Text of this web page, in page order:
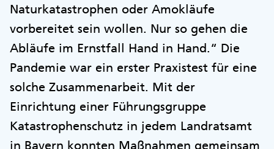
Naturkatastrophen oder Amokläufe
vorbereitet sein wollen. Nur so gehen die
Abläufe im Ernstfall Hand in Hand.“ Die
Pandemie war ein erster Praxistest für eine
solche Zusammenarbeit. Mit der
Einrichtung einer Führungsgruppe
Katastrophenschutz in jedem Landratsamt
in Bayern konnten Maßnahmen gemeinsam